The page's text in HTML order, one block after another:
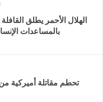
بالمساعدات